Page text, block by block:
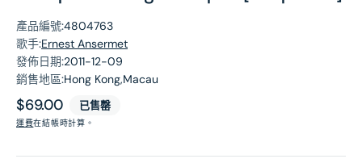
產品編號:4804763
歌手:Ernest Ansermet
發佈日期:2011-12-09
銷售地區:Hong Kong,Macau
原
價
$69.00 已售罄
運費在結帳時計算。